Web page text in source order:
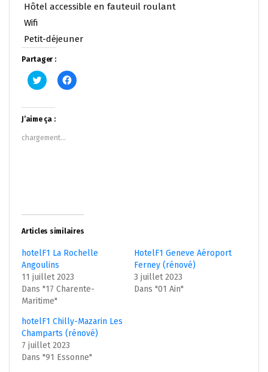
Hôtel accessible en fauteuil roulant
Wifi
Petit-déjeuner
Partager :
Cliquez
pour
Twitter(ouvre
dans
une
nouvelle
fenêtre)
Cliquez
pour
J’aime ça :
chargement…
Articles similaires
hotelF1 La Rochelle
Angoulins
11 juillet 2023
Dans "17 Charente-
Maritime"
HotelF1 Geneve Aéroport
Ferney (rénové)
3 juillet 2023
Dans "01 Ain"
hotelF1 Chilly-Mazarin Les
Champarts (rénové)
7 juillet 2023
Dans "91 Essonne"